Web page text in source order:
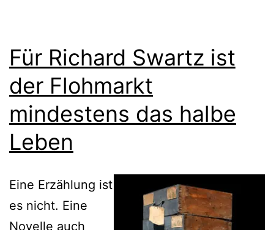
Für Richard Swartz ist
der Flohmarkt
mindestens das halbe
Leben
Eine Erzählung ist
es nicht. Eine
Novelle auch